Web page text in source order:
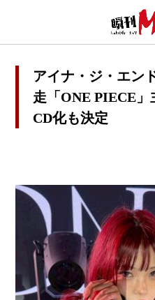
アイナ・ジ・エン
走「ONE PIECE」
CD化も決定